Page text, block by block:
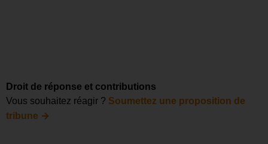
Droit de réponse et contributions
Vous souhaitez réagir ? Soumettez une proposition de
tribune →